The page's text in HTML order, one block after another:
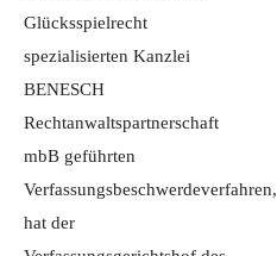
Glücksspielrecht
spezialisierten Kanzlei
BENESCH
Rechtanwaltspartnerschaft
mbB geführten
Verfassungsbeschwerdeverfahren,
hat der